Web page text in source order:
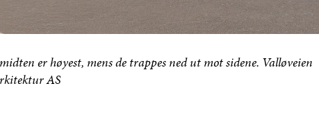
er høyest, mens de trappes ned ut mot sidene. Valløveien
AS